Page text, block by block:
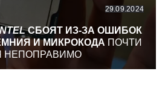
29.09.2024
СБОЯТ ИЗ-ЗА ОШИБОК
И МИКРОКОДА ПОЧТИ
НЕПОПРАВИМО